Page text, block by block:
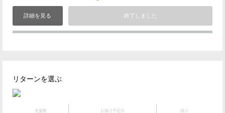
詳細を見る 終了しました
リターンを選ぶ
支援数 お届け予定日 残り